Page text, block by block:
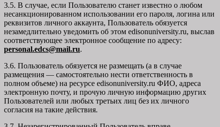
3.5. В случае, если Пользователю станет известно о любом
несанкционированном использовании его пароля, логина или
реквизитов личного аккаунта, Пользователь обязуется
незамедлительно уведомить об этом edisonuniversity.ru, выслав
соответствующее электронное сообщение по адресу:
personal.edcs@mail.ru.
3.6. Пользователь обязуется не размещать (а в случае
размещения — самостоятельно нести ответственность в
полном объеме) на ресурсе edisonuniversity.ru ФИО, адреса
электронную почту, и прочую личную информацию других
Пользователей или любых третьих лиц без их личного
согласия на такие действия.